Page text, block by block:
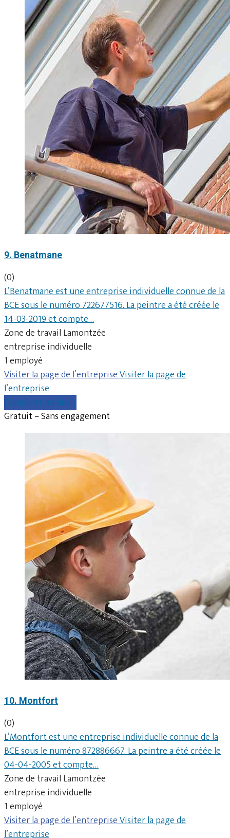
9. Benatmane
(0)
L’Benatmane est une entreprise individuelle connue de la
BCE sous le numéro 722677516. La peintre a été créée le
14-03-2019 et compte…
Zone de travail Lamontzée
entreprise individuelle
1 employé
Visiter la page de l’entrepriseVisiter la page de
l’entreprise
Comparer les devis
Gratuit – Sans engagement
10. Montfort
(0)
L’Montfort est une entreprise individuelle connue de la
BCE sous le numéro 872886667. La peintre a été créée le
04-04-2005 et compte…
Zone de travail Lamontzée
entreprise individuelle
1 employé
Visiter la page de l’entrepriseVisiter la page de
l’entreprise